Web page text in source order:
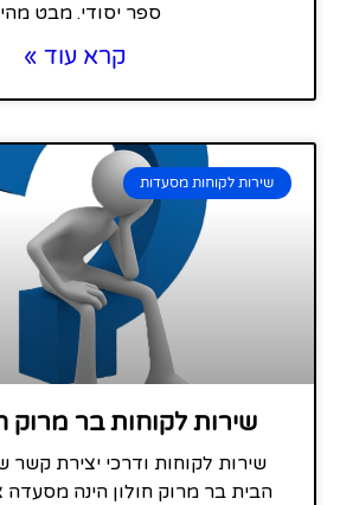
ספר יסודי. מבט
קרא עוד »
שירות לקוחות מסעדות
שירות לקוחות בר מרוק
שירות לקוחות ודרכי יצירת
הבית בר מרוק חולון הינה מסעדה